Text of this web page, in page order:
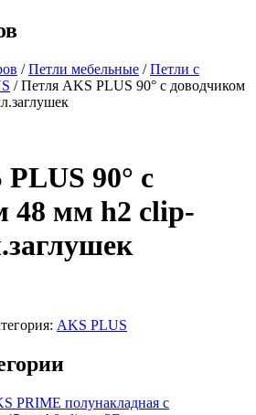
/Петли мебельные /Петли с
/ Петля AKS PLUS 90° с доводчиком
90° с
48 мм h2 clip-
AKS PLUS